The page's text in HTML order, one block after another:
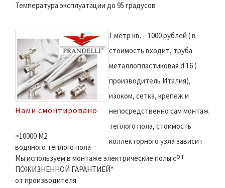
Температура эксплуатации до 95 градусов
Нами смонтировано
>10000 M2
водяного теплого пола
Мы используем в монтаже электрические полы с
ПОЖИЗНЕННОЙ ГАРАНТИЕЙ*
от производителя
1 метр кв. – 1000 рублей ( в
стоимость входит, труба
металлопластиковая d 16 (
производитель Италия),
изоком, сетка, крепеж и
непосредственно сам монтаж
теплого пола, стоимость
коллекторного узла зависит
от